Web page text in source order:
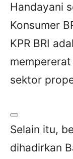
Handayani
Konsumer
KPR BRI
sektor
Selain itu,
dihadirkan